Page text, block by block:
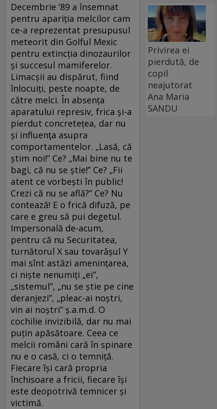
Decembrie ’89 a însemnat
pentru apariția melcilor cam
ce-a reprezentat presupusul
meteorit din Golful Mexic
pentru extincția dinozaurilor
și succesul mamiferelor.
Limacșii au dispărut, fiind
înlocuiți, peste noapte, de
către melci. În absența
aparatului represiv, frica și-a
pierdut concretețea, dar nu
și influența asupra
comportamentelor. „Lasă, că
știm noi!” Ce? „Mai bine nu te
bagi, că nu se știe!” Ce? „Fii
atent ce vorbești în public!
Crezi că nu se află?” Ce? Nu
contează! E o frică difuză, pe
care e greu să pui degetul.
Impersonală de-acum,
pentru că nu Securitatea,
turnătorul X sau tovarășul Y
mai sînt astăzi amenințarea,
ci niște nenumiți „ei”,
„sistemul”, „nu se știe pe cine
deranjezi”, „pleac-ai noștri,
vin ai noștri” ș.a.m.d. O
cochilie invizibilă, dar nu mai
puțin apăsătoare. Ceea ce
melcii români cară în spinare
nu e o casă, ci o temniță.
Fiecare își cară propria
închisoare a fricii, fiecare își
este deopotrivă temnicer și
victimă.
Privirea ei
pierdută, de
copil
neajutorat
Ana Maria
SANDU